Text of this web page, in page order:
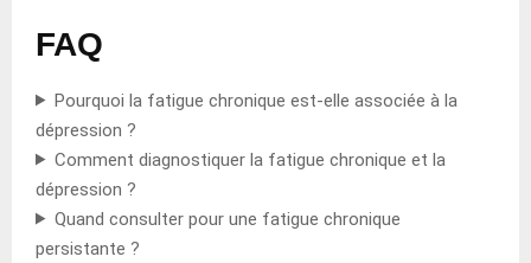
FAQ
Pourquoi la fatigue chronique est-elle associée à la
dépression ?
Comment diagnostiquer la fatigue chronique et la
dépression ?
Quand consulter pour une fatigue chronique
persistante ?